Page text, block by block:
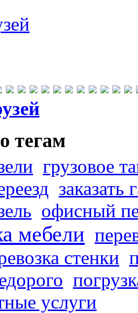
тегам
грузовое
заказать
офисный
мебели
стенки
услуги